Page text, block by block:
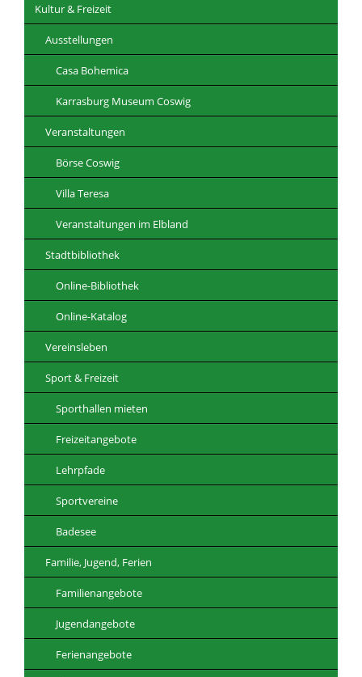
Kultur & Freizeit
Ausstellungen
Casa Bohemica
Karrasburg Museum Coswig
Veranstaltungen
Börse Coswig
Villa Teresa
Veranstaltungen im Elbland
Stadtbibliothek
Online-Bibliothek
Online-Katalog
Vereinsleben
Sport & Freizeit
Sporthallen mieten
Freizeitangebote
Lehrpfade
Sportvereine
Badesee
Familie, Jugend, Ferien
Familienangebote
Jugendangebote
Ferienangebote